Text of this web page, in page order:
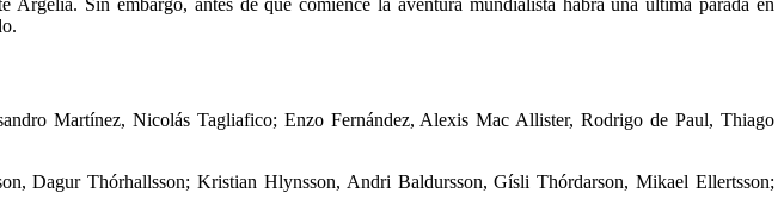
Sin embargo, antes de que comience la aventura mundialista habrá una última parada en
Martínez, Nicolás Tagliafico; Enzo Fernández, Alexis Mac Allister, Rodrigo de Paul, Thiago
Dagur Thórhallsson; Kristian Hlynsson, Andri Baldursson, Gísli Thórdarson, Mikael Ellertsson;